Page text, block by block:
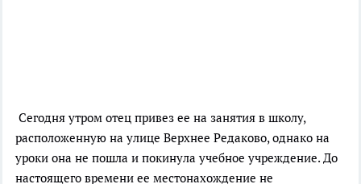
Сегодня утром отец привез ее на занятия в школу,
расположенную на улице Верхнее Редаково, однако на
уроки она не пошла и покинула учебное учреждение. До
настоящего времени ее местонахождение не